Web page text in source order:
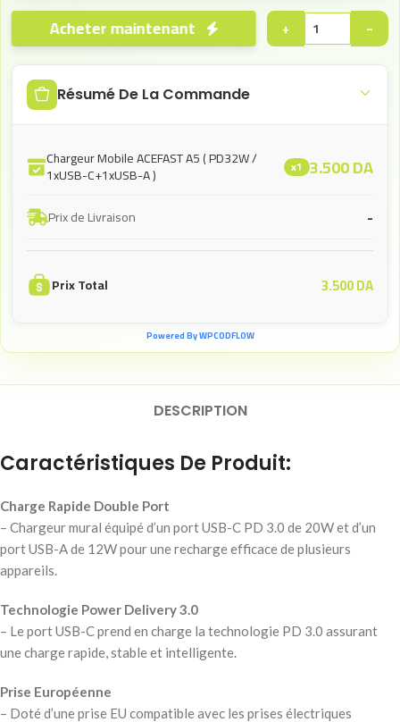
−
+
Acheter maintenant
Résumé De La Commande
Chargeur Mobile ACEFAST A5 ( PD32W /
1xUSB-C+1xUSB-A ) x1 3.500DA
Prix de Livraison -
Prix Total 3.500DA
Powered By WPCODFLOW
DESCRIPTION
Caractéristiques De Produit:
Charge Rapide Double Port
– Chargeur mural équipé d’un port USB-C PD 3.0 de 20W et d’un
port USB-A de 12W pour une recharge efficace de plusieurs
appareils.
Technologie Power Delivery 3.0
– Le port USB-C prend en charge la technologie PD 3.0 assurant
une charge rapide, stable et intelligente.
Prise Européenne
– Doté d’une prise EU compatible avec les prises électriques